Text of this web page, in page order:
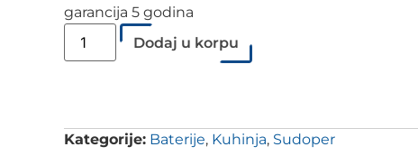
garancija 5 godina
Dodaj u korpu
Kategorije: Baterije, Kuhinja, Sudoper